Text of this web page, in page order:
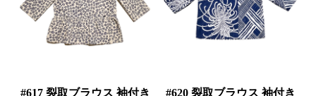
#617 裂取ブラウス 袖付き
#620 裂取ブラウス 袖付き